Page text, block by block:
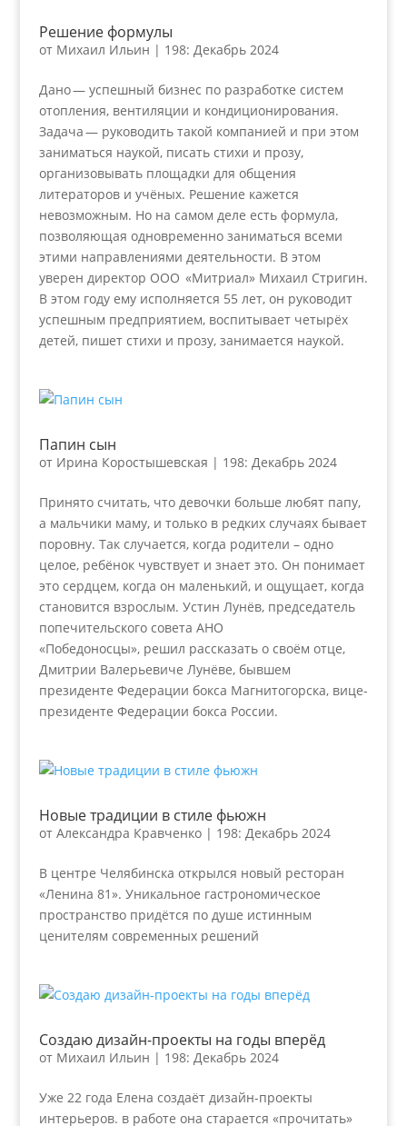
Решение формулы
от Михаил Ильин | 198: Декабрь 2024
Дано — успешный бизнес по разработке систем
отопления, вентиляции и кондиционирования.
Задача — руководить такой компанией и при этом
заниматься наукой, писать стихи и прозу,
организовывать площадки для общения
литераторов и учёных. Решение кажется
невозможным. Но на самом деле есть формула,
позволяющая одновременно заниматься всеми
этими направлениями деятельности. В этом
уверен директор ООО «Митриал» Михаил Стригин.
В этом году ему исполняется 55 лет, он руководит
успешным предприятием, воспитывает четырёх
детей, пишет стихи и прозу, занимается наукой.
Папин сын
от Ирина Коростышевская | 198: Декабрь 2024
Принято считать, что девочки больше любят папу,
а мальчики маму, и только в редких случаях бывает
поровну. Так случается, когда родители – одно
целое, ребёнок чувствует и знает это. Он понимает
это сердцем, когда он маленький, и ощущает, когда
становится взрослым. Устин Лунёв, председатель
попечительского совета АНО
«Победоносцы», решил рассказать о своём отце,
Дмитрии Валерьевиче Лунёве, бывшем
президенте Федерации бокса Магнитогорска, вице-
президенте Федерации бокса России.
Новые традиции в стиле фьюжн
от Александра Кравченко| 198: Декабрь 2024
В центре Челябинска открылся новый ресторан
«Ленина 81». Уникальное гастрономическое
пространство придётся по душе истинным
ценителям современных решений
Создаю дизайн-проекты на годы вперёд
от Михаил Ильин | 198: Декабрь 2024
Уже 22 года Елена создаёт дизайн-проекты
интерьеров. в работе она старается «прочитать»